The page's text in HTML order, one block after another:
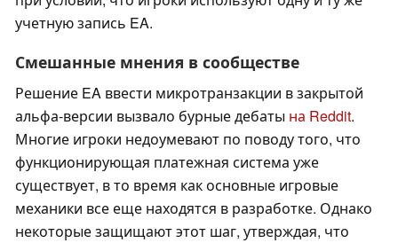
учетную запись EA.
Смешанные мнения в сообществе
Решение EA ввести микротранзакции в закрытой
альфа-версии вызвало бурные дебаты на Reddit.
Многие игроки недоумевают по поводу того, что
функционирующая платежная система уже
существует, в то время как основные игровые
механики все еще находятся в разработке. Однако
некоторые защищают этот шаг, утверждая, что